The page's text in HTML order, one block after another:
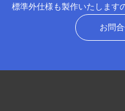
標準外仕様も製作いたします
お問